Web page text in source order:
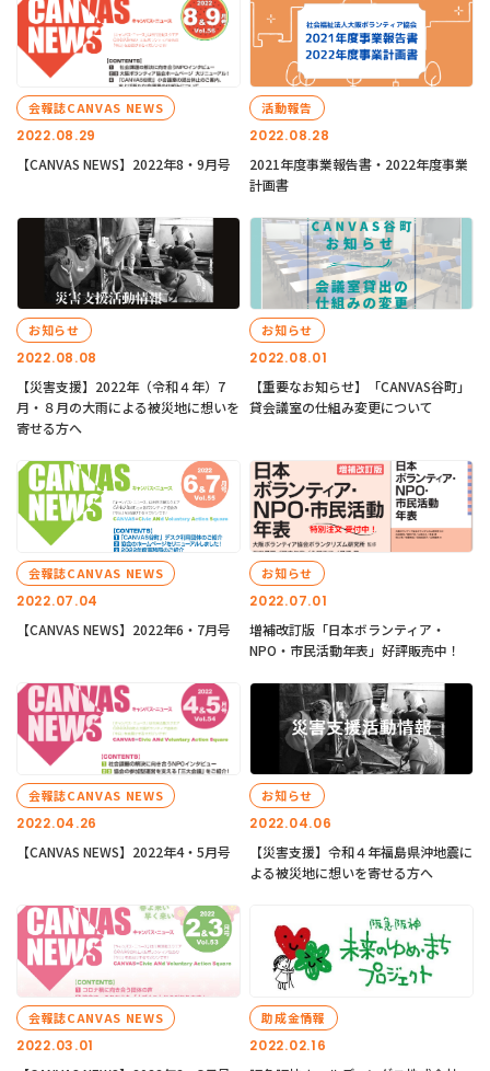
2022.08.29
会報誌CANVAS NEWS
【CANVAS NEWS】2022年8・9月号
2022.08.28
活動報告
2021年度事業報告書・2022年度事業
計画書
2022.08.08
お知らせ
【災害支援】2022年（令和４年）7
月・８月の大雨による被災地に想いを
寄せる方へ
2022.08.01
お知らせ
【重要なお知らせ】「CANVAS谷町」
貸会議室の仕組み変更について
2022.07.04
会報誌CANVAS NEWS
【CANVAS NEWS】2022年6・7月号
2022.07.01
お知らせ
増補改訂版「日本ボランティア・
NPO・市民活動年表」好評販売中！
2022.04.26
会報誌CANVAS NEWS
【CANVAS NEWS】2022年4・5月号
2022.04.06
お知らせ
【災害支援】令和４年福島県沖地震に
よる被災地に想いを寄せる方へ
2022.03.01
会報誌CANVAS NEWS
2022.02.16
助成金情報